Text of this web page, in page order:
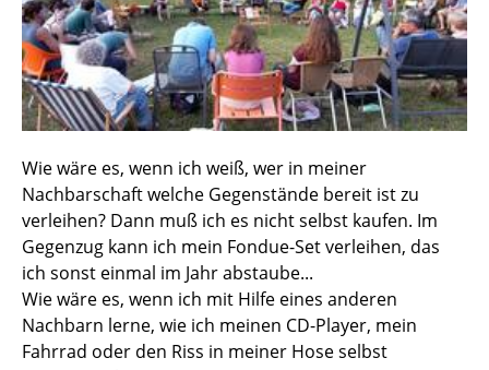
Wie wäre es, wenn ich weiß, wer in meiner
Nachbarschaft welche Gegenstände bereit ist zu
verleihen? Dann muß ich es nicht selbst kaufen. Im
Gegenzug kann ich mein Fondue-Set verleihen, das
ich sonst einmal im Jahr abstaube...
Wie wäre es, wenn ich mit Hilfe eines anderen
Nachbarn lerne, wie ich meinen CD-Player, mein
Fahrrad oder den Riss in meiner Hose selbst